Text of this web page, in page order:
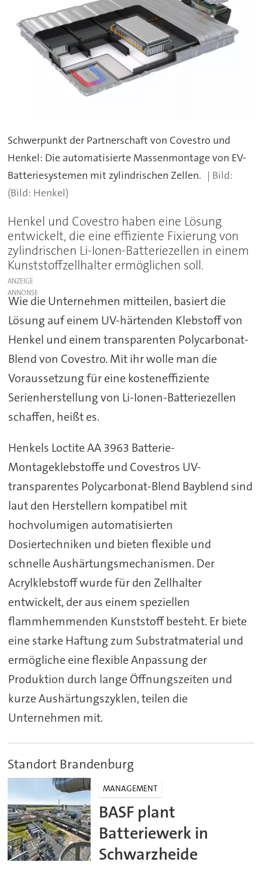
Schwerpunkt der Partnerschaft von Covestro und
Henkel: Die automatisierte Massenmontage von EV-
Batteriesystemen mit zylindrischen Zellen.
(Bild: Henkel)
Henkel und Covestro haben eine Lösung
entwickelt, die eine effiziente Fixierung von
zylindrischen Li-Ionen-Batteriezellen in einem
Kunststoffzellhalter ermöglichen soll.
ANZEIGE
Wie die Unternehmen mitteilen, basiert die
Lösung auf einem UV-härtenden Klebstoff von
Henkel und einem transparenten Polycarbonat-
Blend von Covestro. Mit ihr wolle man die
Voraussetzung für eine kosteneffiziente
Serienherstellung von Li-Ionen-Batteriezellen
schaffen, heißt es.
Henkels Loctite AA 3963 Batterie-
Montageklebstoffe und Covestros UV-
transparentes Polycarbonat-Blend Bayblend sind
laut den Herstellern kompatibel mit
hochvolumigen automatisierten
Dosiertechniken und bieten flexible und
schnelle Aushärtungsmechanismen. Der
Acrylklebstoff wurde für den Zellhalter
entwickelt, der aus einem speziellen
flammhemmenden Kunststoff besteht. Er biete
eine starke Haftung zum Substratmaterial und
ermögliche eine flexible Anpassung der
Produktion durch lange Öffnungszeiten und
kurze Aushärtungszyklen, teilen die
Unternehmen mit.
Standort Brandenburg
MANAGEMENT
BASF plant
Batteriewerk in
Schwarzheide